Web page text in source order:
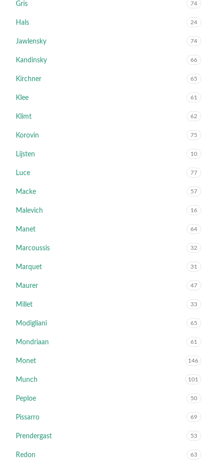
Gris 74
Hals 24
Jawlensky 74
Kandinsky 66
Kirchner 65
Klee 61
Klimt 62
Korovin 75
Lijsten 10
Luce 77
Macke 57
Malevich 16
Manet 64
Marcoussis 32
Marquet 31
Maurer 47
Millet 33
Modigliani 65
Mondriaan 61
Monet 146
Munch 101
Peploe 50
Pissarro 69
Prendergast 53
Redon 63